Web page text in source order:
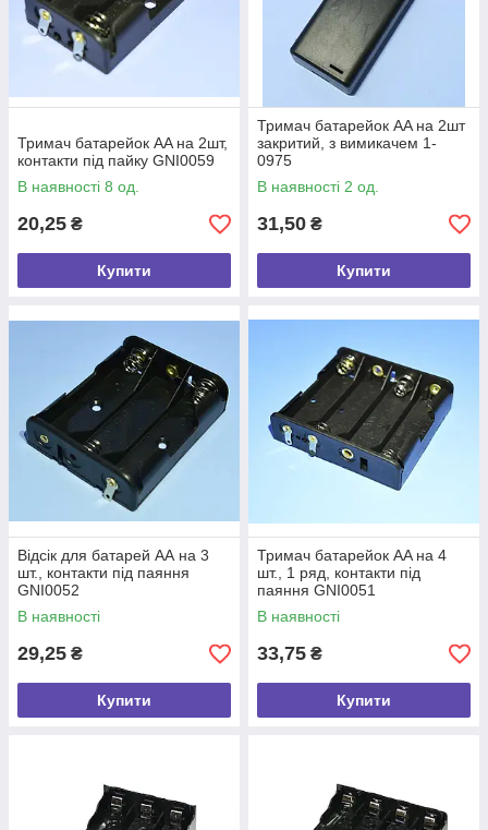
Тримач батарейок AA на 2шт,
контакти під пайку GNI0059
В наявності 8 од.
20,25 ₴
Купити
Тримач батарейок AA на 2шт
закритий, з вимикачем 1-
0975
В наявності 2 од.
31,50 ₴
Купити
Відсік для батарей АА на 3
шт., контакти під паяння
GNI0052
В наявності
29,25 ₴
Купити
Тримач батарейок AA на 4
шт., 1 ряд, контакти під
паяння GNI0051
В наявності
33,75 ₴
Купити